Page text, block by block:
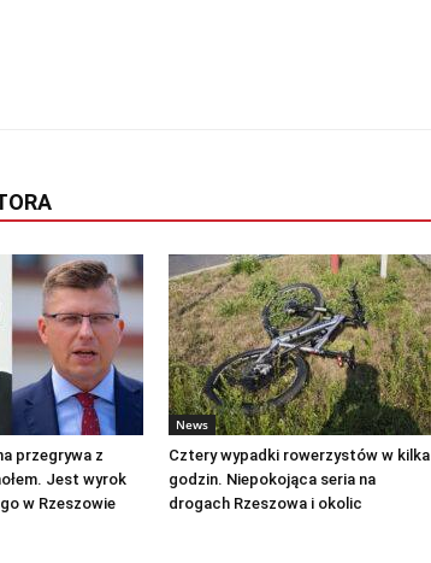
przegrywa z
Jest wyrok
w Rzeszowie
News
Cztery wypadki rowerzystów w kilka
godzin. Niepokojąca seria na
drogach Rzeszowa i okolic